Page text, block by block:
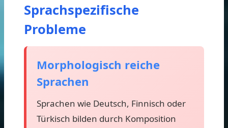
Sprachspezifische
Probleme
Morphologisch reiche
Sprachen
Sprachen wie Deutsch, Finnisch oder
Türkisch bilden durch Komposition